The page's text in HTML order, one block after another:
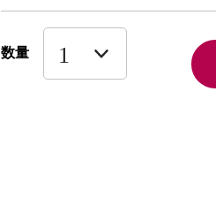
数量